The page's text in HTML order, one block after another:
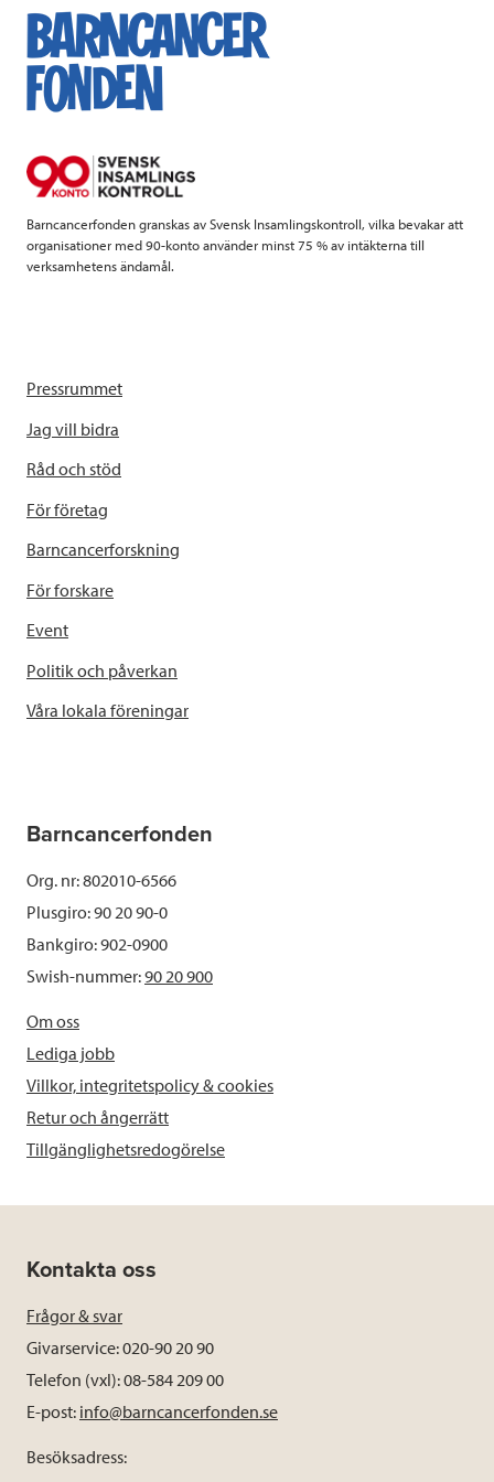
e
b
k
t
t
k
e
Barncancerfonden granskas av Svensk Insamlingskontroll, vilka bevakar att
organisationer med 90-konto använder minst 75 % av intäkterna till
verksamhetens ändamål.
Pressrummet
Jag vill bidra
Råd och stöd
För företag
Barncancerforskning
För forskare
Event
Politik och påverkan
Våra lokala föreningar
Barncancerfonden
Org. nr: 802010-6566
Plusgiro: 90 20 90-0
Bankgiro: 902-0900
Swish-nummer:90 20 900
Om oss
Lediga jobb
Villkor, integritetspolicy & cookies
Retur och ångerrätt
Tillgänglighetsredogörelse
Kontakta oss
Frågor & svar
Givarservice: 020-90 20 90
Telefon (vxl): 08-584 209 00
E-post: info@barncancerfonden.se
Besöksadress: